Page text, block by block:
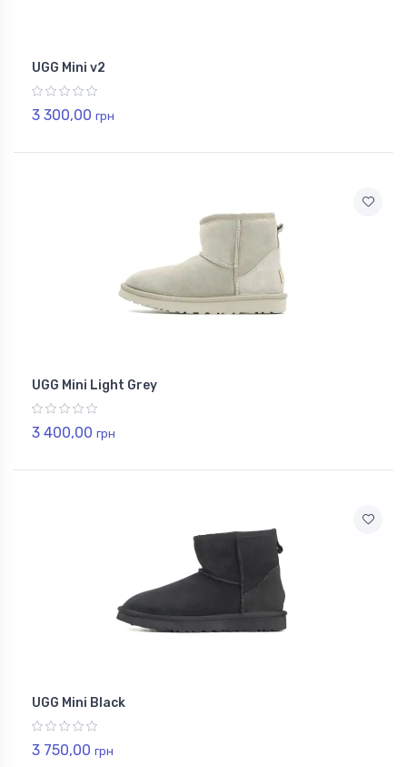
UGG Mini v2
3 300,00 грн
UGG Mini Light Grey
3 400,00 грн
UGG Mini Black
3 750,00 грн